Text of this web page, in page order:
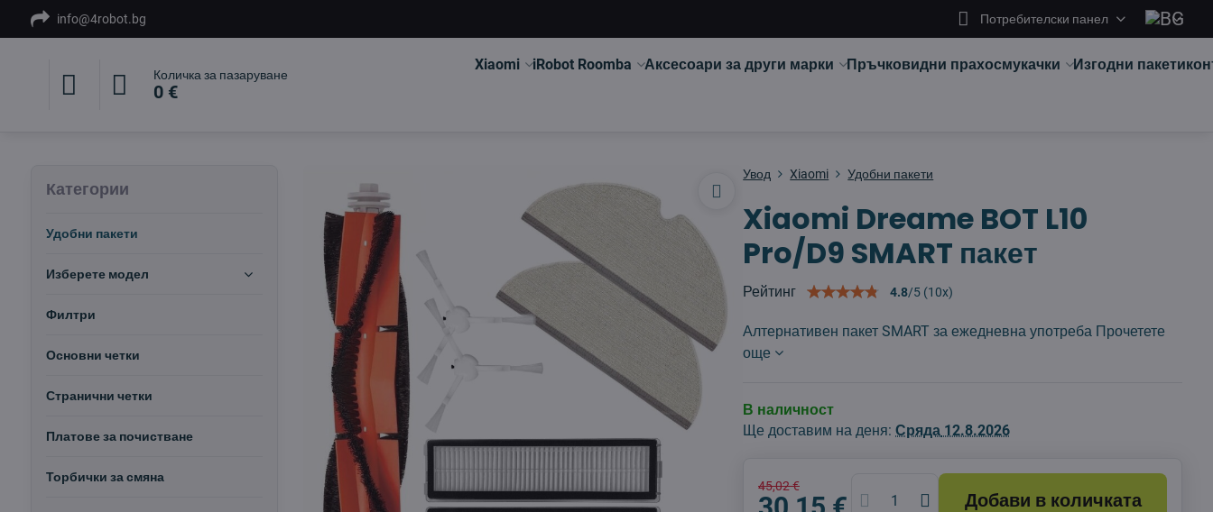
info@4robot.bg Потребителски панел
Количка за пазаруване
0 €
Xiaomi iRobot Roomba Аксесоари за други марки Пръчковидни прахосмукачки Изгодни пакети
Увод Xiaomi Удобни пакети
Xiaomi Dreame BOT L10
Pro/D9 SMART пакет
Рейтинг 4.8/5 (10x)
Алтернативен пакет SMART за ежедневна употреба Прочетете
още
В наличност
Ще доставим на деня:Сряда 12.8.2026
45,02 €
Добави в количката
Категории
Удобни пакети
Изберете модел
Филтри
Основни четки
Странични четки
Платове за почистване
Торбички за смяна